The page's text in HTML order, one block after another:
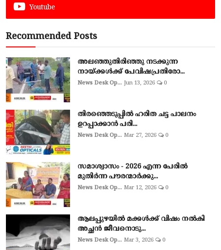
Youtube
Recommended Posts
അലഞ്ഞുതിരിഞ്ഞു നടക്കുന്ന
നായ്ക്കൾക്ക് പേവിഷപ്രതിരോ...
News Desk Op... Jun 13, 2026 0
തിരഞ്ഞെടുപ്പില്‍ ഹരിത ചട്ട പാലനം
ഉറപ്പാക്കാന്‍ പരി...
News Desk Op... Mar 27, 2026 0
സമാശ്വാസം - 2026 എന്ന പേരിൽ
മുതിർന്ന പൗരന്മാർക്കു...
News Desk Op... Mar 12, 2026 0
ആലപ്പുഴയില്‍ മക്കള്‍ക്ക് വിഷം നല്‍കി
അച്ഛൻ ജീവനൊടു...
News Desk Op... Mar 3, 2026 0